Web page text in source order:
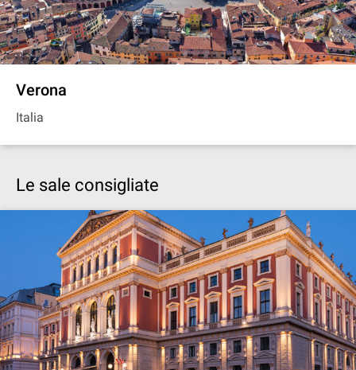
Verona
Italia
Le sale consigliate